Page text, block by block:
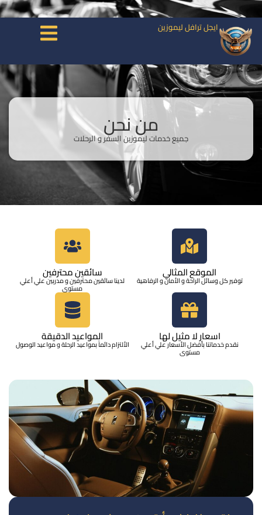
ايجل ترافل ليموزين
من نحن
جميع خدمات ليموزين السفر و الرحلات
الموقع المثالي
توفير كل وسائل الراحة و الأمان و الرفاهية سائقين محترفين
لدينا سائقين محترفين و مدربين علي أعلي
مستوي
اسعار لا مثيل لها
نقدم خدماتنا بأفضل الأسعار علي أعلي
مستوي
المواعيد الدقيقة
الألتزام دائماً بمواعيد الرحلة و مواعيد الوصول